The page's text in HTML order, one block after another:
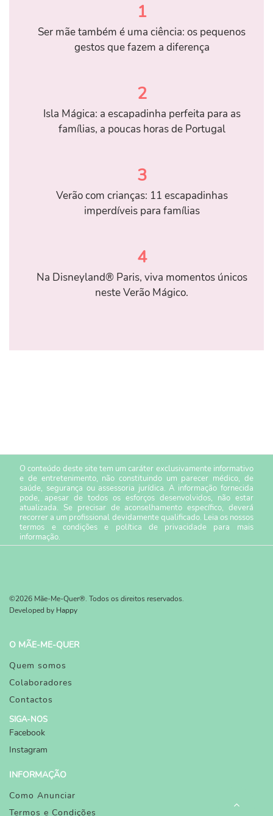
1
Ser mãe também é uma ciência: os pequenos
gestos que fazem a diferença
2
Isla Mágica: a escapadinha perfeita para as
famílias, a poucas horas de Portugal
3
Verão com crianças: 11 escapadinhas
imperdíveis para famílias
4
Na Disneyland® Paris, viva momentos únicos
neste Verão Mágico.
O conteúdo deste site tem um caráter exclusivamente informativo
e de entretenimento, não constituindo um parecer médico, de
saúde, segurança ou assessoria jurídica. A informação fornecida
pode, apesar de todos os esforços desenvolvidos, não estar
atualizada. Se precisar de aconselhamento específico, deverá
recorrer a um profissional devidamente qualificado. Leia os nossos
termos e condiçõese política de privacidade para mais
informação.
©2026 Mãe-Me-Quer®. Todos os direitos reservados.
Developed by Happy
O MÃE-ME-QUER
Quem somos
Colaboradores
Contactos
SIGA-NOS
Facebook
Instagram
INFORMAÇÃO
Como Anunciar
Termos e Condições